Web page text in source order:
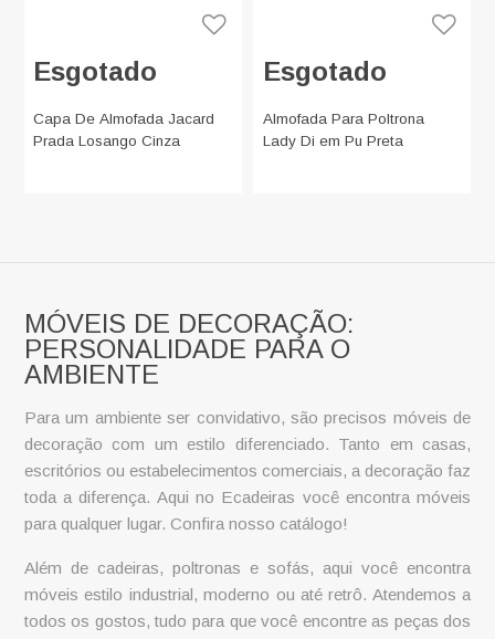
Esgotado
Capa De Almofada Jacard
Prada Losango Cinza
Esgotado
Almofada Para Poltrona
Lady Di em Pu Preta
MÓVEIS DE DECORAÇÃO:
PERSONALIDADE PARA O
AMBIENTE
Para um ambiente ser convidativo, são precisos móveis de
decoração com um estilo diferenciado. Tanto em casas,
escritórios ou estabelecimentos comerciais, a decoração faz
toda a diferença. Aqui no Ecadeiras você encontra móveis
para qualquer lugar. Confira nosso catálogo!
Além de cadeiras, poltronas e sofás, aqui você encontra
móveis estilo industrial, moderno ou até retrô. Atendemos a
todos os gostos, tudo para que você encontre as peças dos